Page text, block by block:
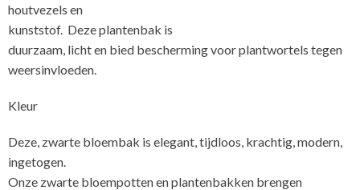
houtvezels en
kunststof. Deze plantenbak is
duurzaam, licht en bied bescherming voor plantwortels tegen
weersinvloeden.
Kleur
Deze, zwarte bloembak is elegant, tijdloos, krachtig, modern,
ingetogen.
Onze zwarte bloempotten en plantenbakken brengen